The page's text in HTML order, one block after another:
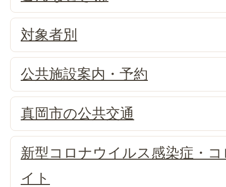
対象者別
公共施設案内・予約
真岡市の公共交通
新型コロナウイルス感染症・
イト